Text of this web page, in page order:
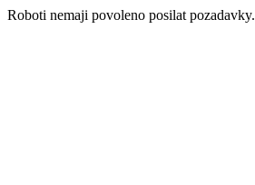
Roboti nemaji povoleno posilat pozadavky.